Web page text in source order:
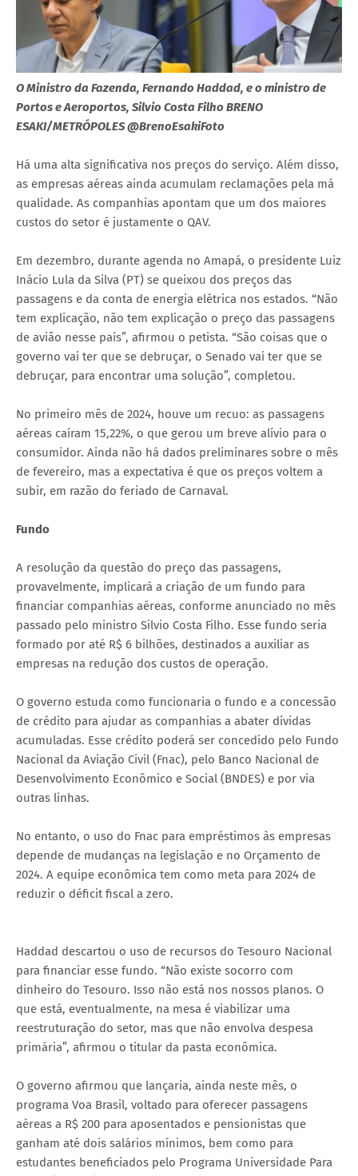
O Ministro da Fazenda, Fernando Haddad, e o ministro de
Portos e Aeroportos, Silvio Costa Filho BRENO
ESAKI/METRÓPOLES @BrenoEsakiFoto
Há uma alta significativa nos preços do serviço. Além disso,
as empresas aéreas ainda acumulam reclamações pela má
qualidade. As companhias apontam que um dos maiores
custos do setor é justamente o QAV.
Em dezembro, durante agenda no Amapá, o presidente Luiz
Inácio Lula da Silva (PT) se queixou dos preços das
passagens e da conta de energia elétrica nos estados. “Não
tem explicação, não tem explicação o preço das passagens
de avião nesse país”, afirmou o petista. “São coisas que o
governo vai ter que se debruçar, o Senado vai ter que se
debruçar, para encontrar uma solução”, completou.
No primeiro mês de 2024, houve um recuo: as passagens
aéreas caíram 15,22%, o que gerou um breve alívio para o
consumidor. Ainda não há dados preliminares sobre o mês
de fevereiro, mas a expectativa é que os preços voltem a
subir, em razão do feriado de Carnaval.
Fundo
A resolução da questão do preço das passagens,
provavelmente, implicará a criação de um fundo para
financiar companhias aéreas, conforme anunciado no mês
passado pelo ministro Silvio Costa Filho. Esse fundo seria
formado por até R$ 6 bilhões, destinados a auxiliar as
empresas na redução dos custos de operação.
O governo estuda como funcionaria o fundo e a concessão
de crédito para ajudar as companhias a abater dívidas
acumuladas. Esse crédito poderá ser concedido pelo Fundo
Nacional da Aviação Civil (Fnac), pelo Banco Nacional de
Desenvolvimento Econômico e Social (BNDES) e por via
outras linhas.
No entanto, o uso do Fnac para empréstimos às empresas
depende de mudanças na legislação e no Orçamento de
2024. A equipe econômica tem como meta para 2024 de
reduzir o déficit fiscal a zero.
Haddad descartou o uso de recursos do Tesouro Nacional
para financiar esse fundo. “Não existe socorro com
dinheiro do Tesouro. Isso não está nos nossos planos. O
que está, eventualmente, na mesa é viabilizar uma
reestruturação do setor, mas que não envolva despesa
primária”, afirmou o titular da pasta econômica.
O governo afirmou que lançaria, ainda neste mês, o
programa Voa Brasil, voltado para oferecer passagens
aéreas a R$ 200 para aposentados e pensionistas que
ganham até dois salários mínimos, bem como para
estudantes beneficiados pelo Programa Universidade Para